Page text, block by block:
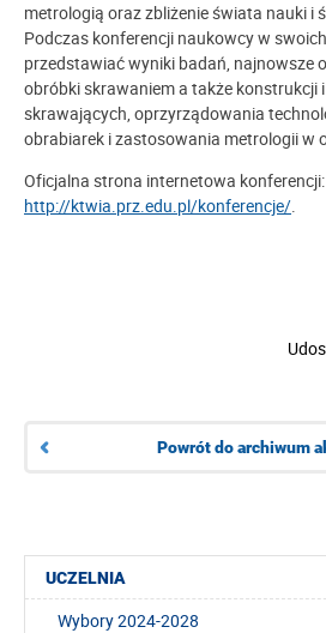
metrologią oraz zbliżenie świata nauki i
Podczas konferencji naukowcy w
przedstawiać wyniki badań, najnowsze
obróbki skrawaniem a także konstrukcji
skrawających, oprzyrządowania
obrabiarek i zastosowania metrologii w
Oficjalna strona internetowa konferencji:
http://ktwia.prz.edu.pl/konferencje/.
Powrót do archiwum
UCZELNIA
Wybory 2024-2028